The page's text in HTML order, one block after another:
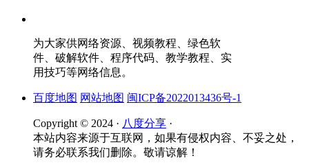
为大家供网络资源、视频教程、绿色软
件、破解软件、程序代码、教学教程、实
用技巧等网络信息。
百度地图 网站地图 闽ICP备2022013436号-1
Copyright © 2024 · 八度分享 ·
本站内容来源于互联网，如果有侵权内容、不妥之处，
请务必联系我们删除。敬请谅解！